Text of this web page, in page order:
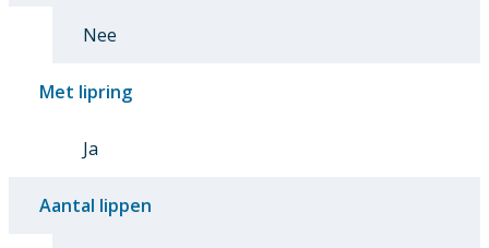
Nee
Met lipring
Ja
Aantal lippen